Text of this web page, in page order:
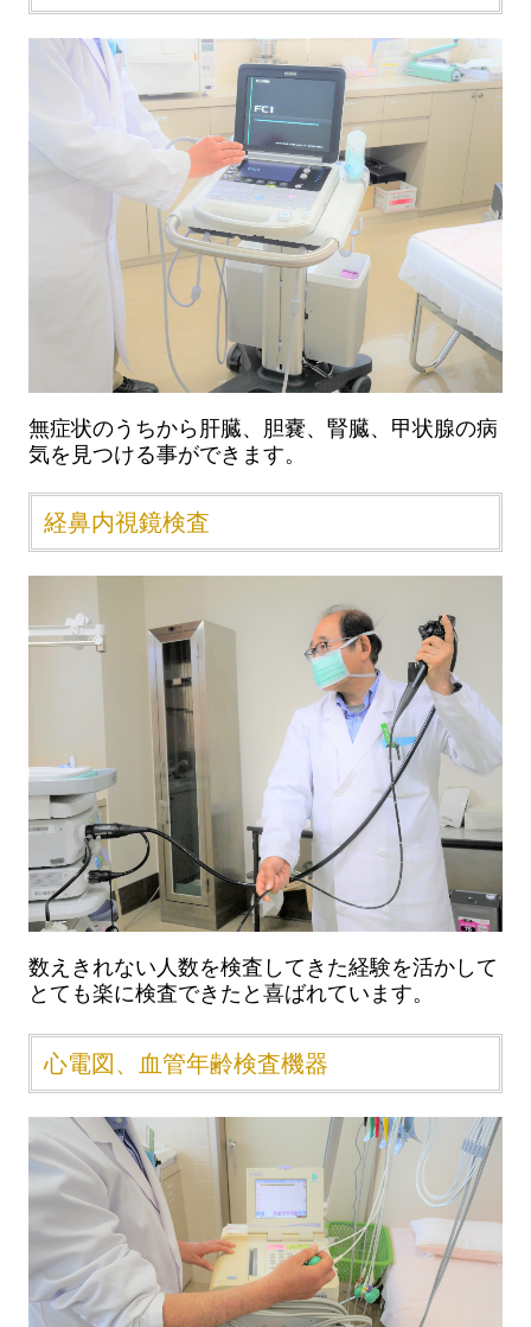
無症状のうちから肝臓、胆嚢、腎臓、甲状腺の病
気を見つける事ができます。
経鼻内視鏡検査
数えきれない人数を検査してきた経験を活かして
とても楽に検査できたと喜ばれています。
心電図、血管年齢検査機器